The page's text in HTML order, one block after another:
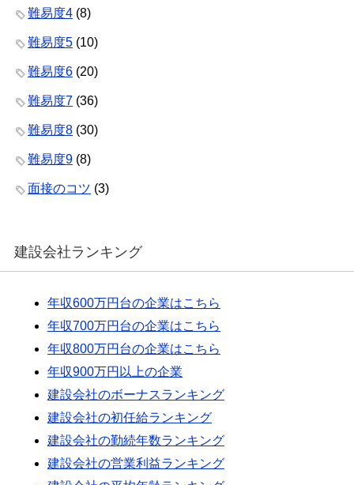
難易度4 (8)
難易度5 (10)
難易度6 (20)
難易度7 (36)
難易度8 (30)
難易度9 (8)
面接のコツ (3)
建設会社ランキング
年収600万円台の企業はこちら
年収700万円台の企業はこちら
年収800万円台の企業はこちら
年収900万円以上の企業
建設会社のボーナスランキング
建設会社の初任給ランキング
建設会社の勤続年数ランキング
建設会社の営業利益ランキング